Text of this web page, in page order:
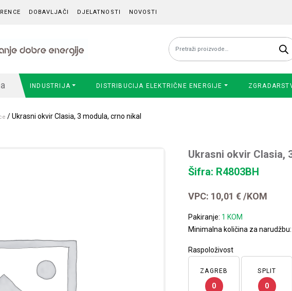
DOBAVLJAČI DJELATNOSTI NOVOSTI
Pretraži:
INDUSTRIJA DISTRIBUCIJA ELEKTRIČNE ENERGIJE
/ Ukrasni okvir Clasia, 3 modula, crno nikal
Ukrasni okvir Clasia,
Šifra: R4803BH
VPC: 10,01€ /KOM
Pakiranje: 1 KOM
Minimalna količina za narudžbu:
Raspoloživost
ZAGREB
0
SPLIT
0